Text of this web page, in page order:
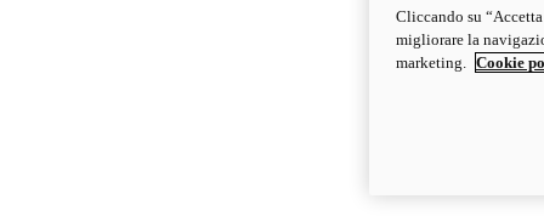
Cliccando su
migliorare la
marketing.
Cookie